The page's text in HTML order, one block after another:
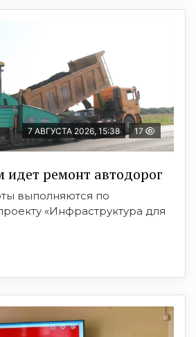
7 АВГУСТА 2026, 15:38 17
ремонт автодорог
выполняются по
«Инфраструктура для